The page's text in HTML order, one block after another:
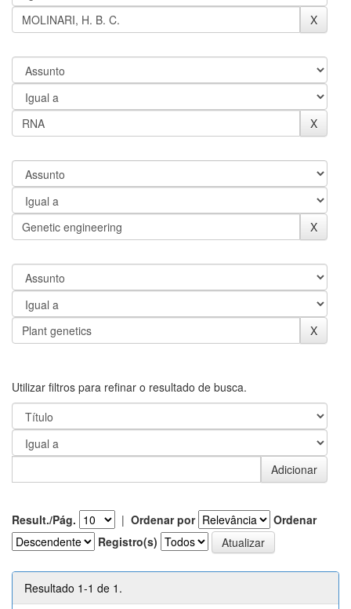
Utilizar filtros para refinar o resultado de busca.
Result./Pág. | Ordenar por
Ordenar
Registro(s)
Resultado 1-1 de 1.